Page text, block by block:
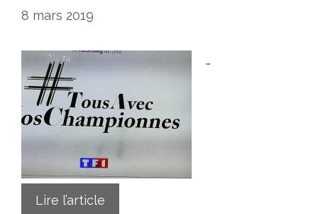
8 mars 2019
…
Lire l’article